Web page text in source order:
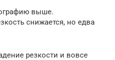
выше.
снижается, но едва
резкости и вовсе